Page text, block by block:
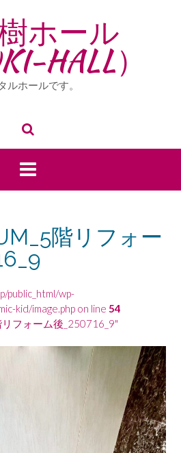
ホール
HALL）
ルホールです。
階リフォー
public_html/wp-
kid/image.php on line 54
リフォーム後_250716_9"